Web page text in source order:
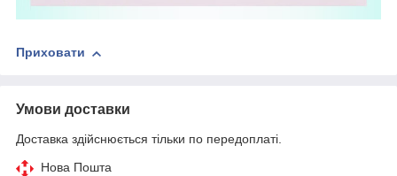
Приховати
Умови доставки
Доставка здійснюється тільки по передоплаті.
Нова Пошта